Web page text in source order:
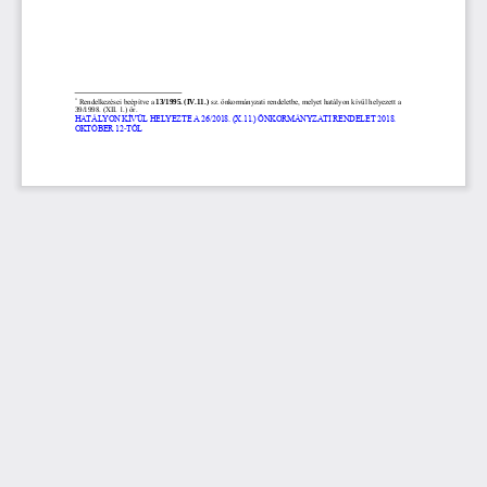
* Rendelkezései beépítve a 13/1995. (IV.11.) sz. önkormányzati rendeletbe, melyet hatályon kívül helyezett a
39/1998. (XII. 1.) ör.
HATÁLYON KÍVÜL HELYEZTE A 26/2018. (X.11.) ÖNKORMÁNYZATI RENDELET 2018.
OKTÓBER 12-TŐL